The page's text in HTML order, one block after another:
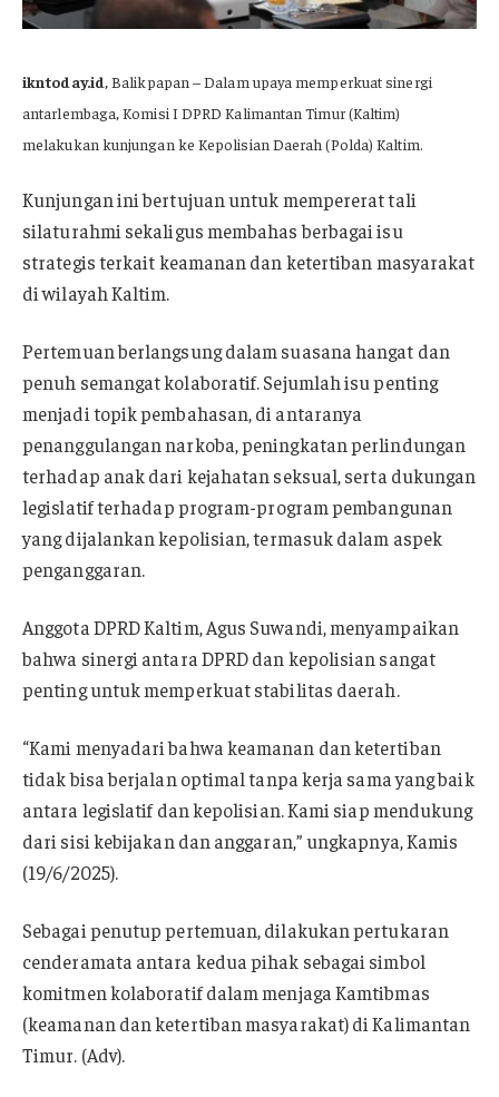
ikntoday.id, Balikpapan – Dalam upaya memperkuat sinergi
antarlembaga, Komisi I DPRD Kalimantan Timur (Kaltim)
melakukan kunjungan ke Kepolisian Daerah (Polda) Kaltim.
Kunjungan ini bertujuan untuk mempererat tali
silaturahmi sekaligus membahas berbagai isu
strategis terkait keamanan dan ketertiban masyarakat
di wilayah Kaltim.
Pertemuan berlangsung dalam suasana hangat dan
penuh semangat kolaboratif. Sejumlah isu penting
menjadi topik pembahasan, di antaranya
penanggulangan narkoba, peningkatan perlindungan
terhadap anak dari kejahatan seksual, serta dukungan
legislatif terhadap program-program pembangunan
yang dijalankan kepolisian, termasuk dalam aspek
penganggaran.
Anggota DPRD Kaltim, Agus Suwandi, menyampaikan
bahwa sinergi antara DPRD dan kepolisian sangat
penting untuk memperkuat stabilitas daerah.
“Kami menyadari bahwa keamanan dan ketertiban
tidak bisa berjalan optimal tanpa kerja sama yang baik
antara legislatif dan kepolisian. Kami siap mendukung
dari sisi kebijakan dan anggaran,” ungkapnya, Kamis
(19/6/2025).
Sebagai penutup pertemuan, dilakukan pertukaran
cenderamata antara kedua pihak sebagai simbol
komitmen kolaboratif dalam menjaga Kamtibmas
(keamanan dan ketertiban masyarakat) di Kalimantan
Timur. (Adv).